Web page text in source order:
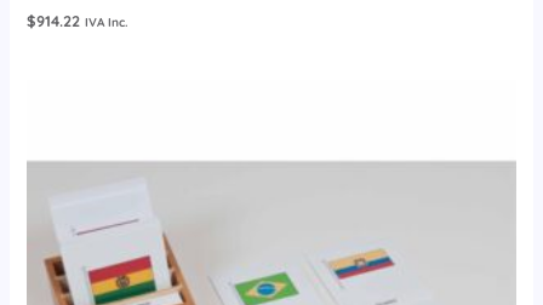
$914.22 IVA Inc.